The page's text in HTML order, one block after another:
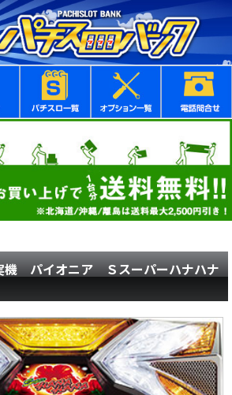
機 パイオニア Ｓスーパーハナハナ